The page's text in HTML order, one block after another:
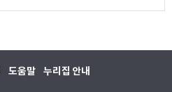
도움말 누리집 안내